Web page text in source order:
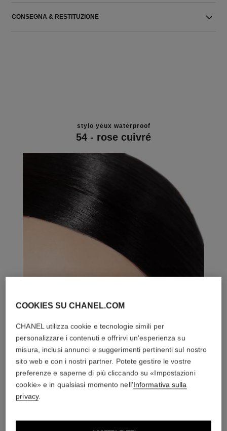
CONSEGNA & RESTITUZIONE
stylo yeux waterproof
54 - rose cuivré
COOKIES SU CHANEL.COM
CHANEL utilizza cookie e tecnologie simili per
personalizzare i contenuti e offrirvi un'esperienza su
misura, inclusi annunci e suggerimenti pertinenti sul nostro
sito web e con i nostri partner. Potete gestire le vostre
preferenze e saperne di più cliccando su «Impostazioni
cookie» e in qualsiasi momento nell'Informativa sulla
privacy.